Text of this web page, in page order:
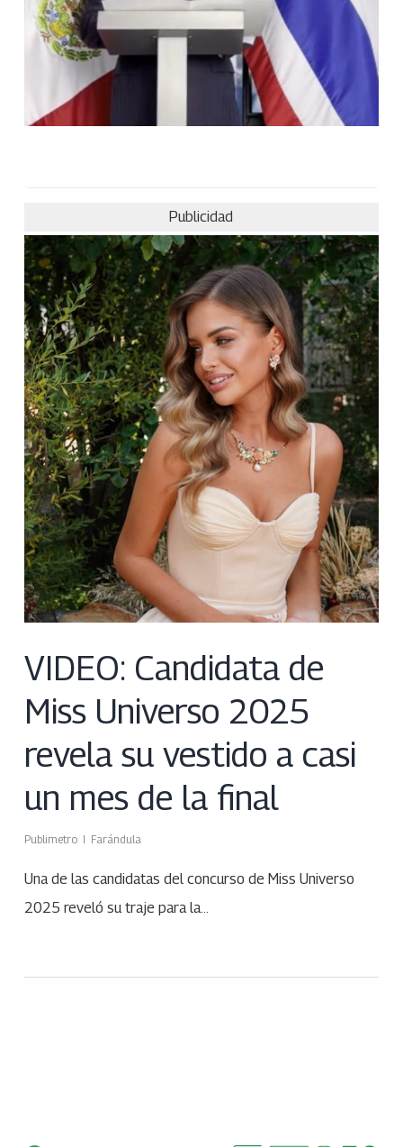
Publicidad
VIDEO: Candidata de
Miss Universo 2025
revela su vestido a casi
un mes de la final
Publimetro Farándula
Una de las candidatas del concurso de Miss Universo
2025 reveló su traje para la…